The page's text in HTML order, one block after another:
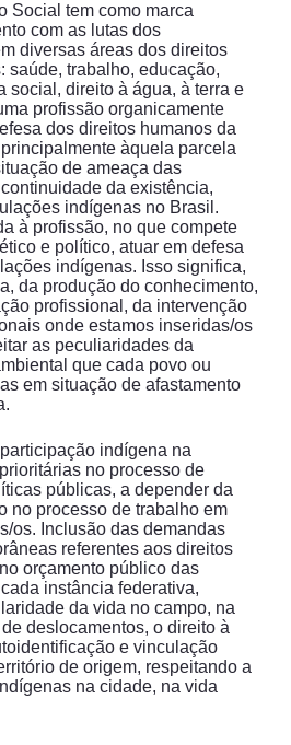
Social tem como marca
com as lutas dos
diversas áreas dos direitos
saúde, trabalho, educação,
social, direito à água, à terra e
profissão organicamente
dos direitos humanos da
àquela parcela
de ameaça das
da existência,
indígenas no Brasil.
à profissão, no que compete
e político, atuar em defesa
indígenas. Isso significa,
da produção do conhecimento,
profissional, da intervenção
onde estamos inseridas/os
as peculiaridades da
que cada povo ou
em situação de afastamento
indígena na
no processo de
públicas, a depender da
no processo de trabalho em
os. Inclusão das demandas
referentes aos direitos
orçamento público das
instância federativa,
da vida no campo, na
deslocamentos, o direito à
e vinculação
de origem, respeitando a
na cidade, na vida